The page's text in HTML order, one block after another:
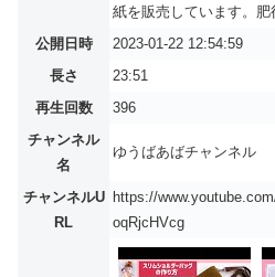
紙を販売しています。肥
公開日時
2023-01-22 12:54:59
長さ
23:51
再生回数
396
チャンネル
名
ゆうばあばチャンネル
チャンネルU
RL
https://
oqRjcHVcg